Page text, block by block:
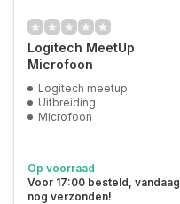
Logitech MeetUp
Microfoon
Logitech meetup
Uitbreiding
Microfoon
Op voorraad
Voor 17:00 besteld, vandaag
nog verzonden!